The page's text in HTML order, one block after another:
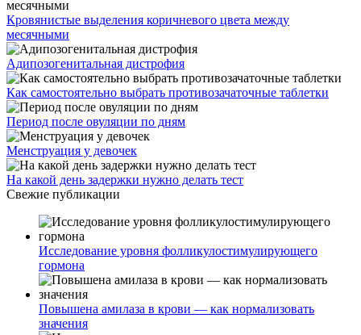
Кровянистые выделения коричневого цвета между
месячными
Адипозогенитальная дистрофия
Как самостоятельно выбрать противозачаточные таблетки
Период после овуляции по дням
Менструация у девочек
На какой день задержки нужно делать тест
Свежие публикации
Исследование уровня фолликулостимулирующего
гормона
Повышена амилаза в крови — как нормализовать
значения